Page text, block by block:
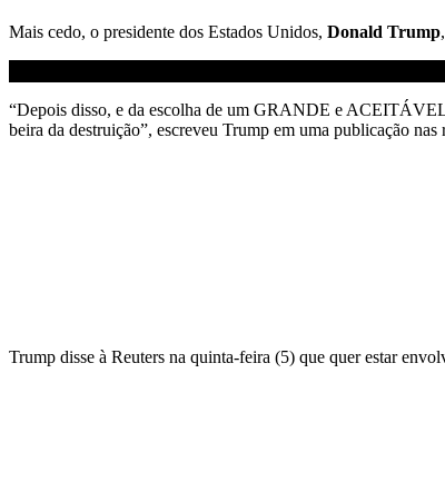
Mais cedo, o presidente dos Estados Unidos, Donald Trump
“Depois disso, e da escolha de um GRANDE e
beira da destruição”, escreveu Trump em uma publicação
Trump disse à Reuters na quinta-feira (5) que quer estar